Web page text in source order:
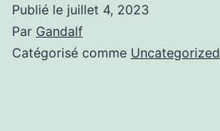
Publié le juillet 4, 2023
Par Gandalf
Catégorisé comme Uncategorized